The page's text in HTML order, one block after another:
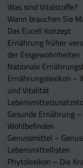
Was sind Vitalstoffe?
Wann brauchen Sie
Das Eucell Konzept
Ernährung früher
der Essgewohnheiten
Nationale
Ernährungslexikon –
und Vitalität
Gesunde Ernährung
Wohlbefinden
Genussmittel –
Lebensmittellisten
Phytolexikon – Die